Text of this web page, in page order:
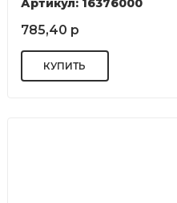
Артикул: 16376000
785,40 р